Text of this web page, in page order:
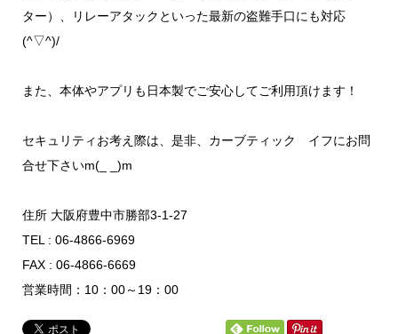
ター）、リレーアタックといった最新の盗難手口にも対応
(^▽^)/
また、本体やアプリも日本製でご安心してご利用頂けます！
セキュリティお考え際は、是非、カーブティック イフにお問
合せ下さいm(_ _)m
住所 大阪府豊中市勝部3-1-27
TEL : 06-4866-6969
FAX : 06-4866-6669
営業時間：10：00～19：00